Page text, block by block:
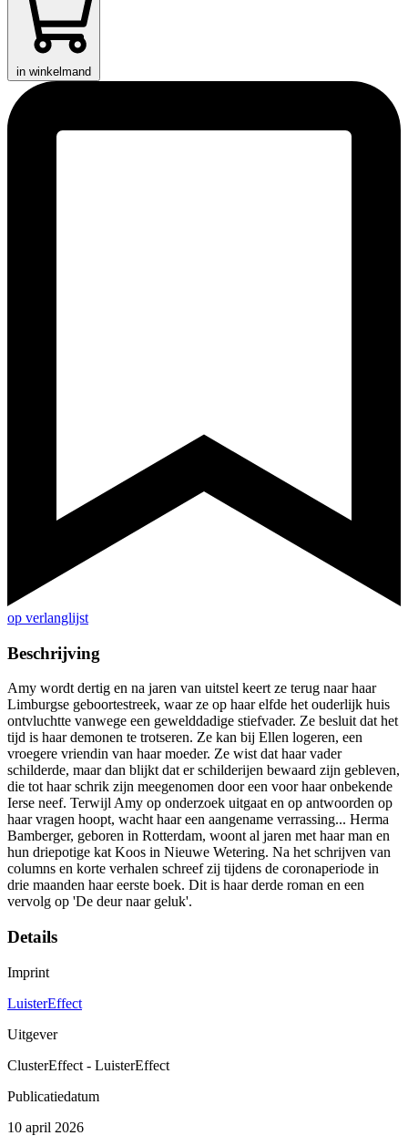
in winkelmand
op verlanglijst
Beschrijving
Amy wordt dertig en na jaren van uitstel keert ze terug naar haar
Limburgse geboortestreek, waar ze op haar elfde het ouderlijk huis
ontvluchtte vanwege een gewelddadige stiefvader. Ze besluit dat het
tijd is haar demonen te trotseren. Ze kan bij Ellen logeren, een
vroegere vriendin van haar moeder. Ze wist dat haar vader
schilderde, maar dan blijkt dat er schilderijen bewaard zijn gebleven,
die tot haar schrik zijn meegenomen door een voor haar onbekende
Ierse neef. Terwijl Amy op onderzoek uitgaat en op antwoorden op
haar vragen hoopt, wacht haar een aangename verrassing... Herma
Bamberger, geboren in Rotterdam, woont al jaren met haar man en
hun driepotige kat Koos in Nieuwe Wetering. Na het schrijven van
columns en korte verhalen schreef zij tijdens de coronaperiode in
drie maanden haar eerste boek. Dit is haar derde roman en een
vervolg op 'De deur naar geluk'.
Details
Imprint
LuisterEffect
Uitgever
ClusterEffect - LuisterEffect
Publicatiedatum
10 april 2026